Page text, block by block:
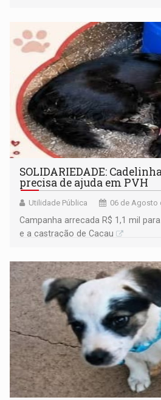
SOLIDARIEDADE:
precisa de ajuda em PVH
Utilidade Pública 06 de Agosto
Campanha arrecada R$ 1,1 mil
e a castração de Cacau